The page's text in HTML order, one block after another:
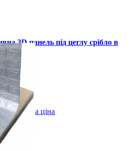
3D панель під цеглу срібло в
Оптова ціна